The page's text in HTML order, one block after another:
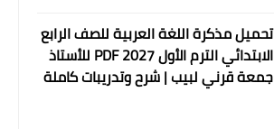
تحميل مذكرة اللغة العربية للصف الرابع
الابتدائي الترم الأول 2027 PDF للأستاذ
جمعة قرني لبيب | شرح وتدريبات كاملة